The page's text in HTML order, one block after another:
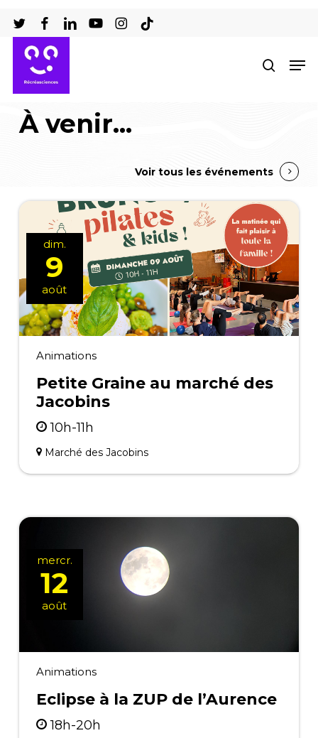
au
contenu
principal
À venir...
Voir tous les événements
Animations
Petite Graine au marché des
Jacobins
10h-11h
Marché des Jacobins
dim.
9
août
Animations
Eclipse à la ZUP de l’Aurence
18h-20h
mercr.
12
août
le